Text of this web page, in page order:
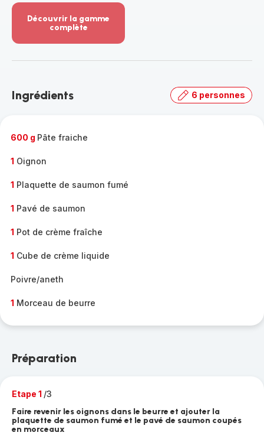
Découvrir la gamme
complète
-
gamme
Ingrédients 6 personnes
600 g Pâte fraiche
1 Oignon
1 Plaquette de saumon fumé
1 Pavé de saumon
1 Pot de crème fraîche
1 Cube de crème liquide
Poivre/aneth
1 Morceau de beurre
Préparation
Etape 1 /3
Faire revenir les oignons dans le beurre et ajouter la
plaquette de saumon fumé et le pavé de saumon coupés
en morceaux